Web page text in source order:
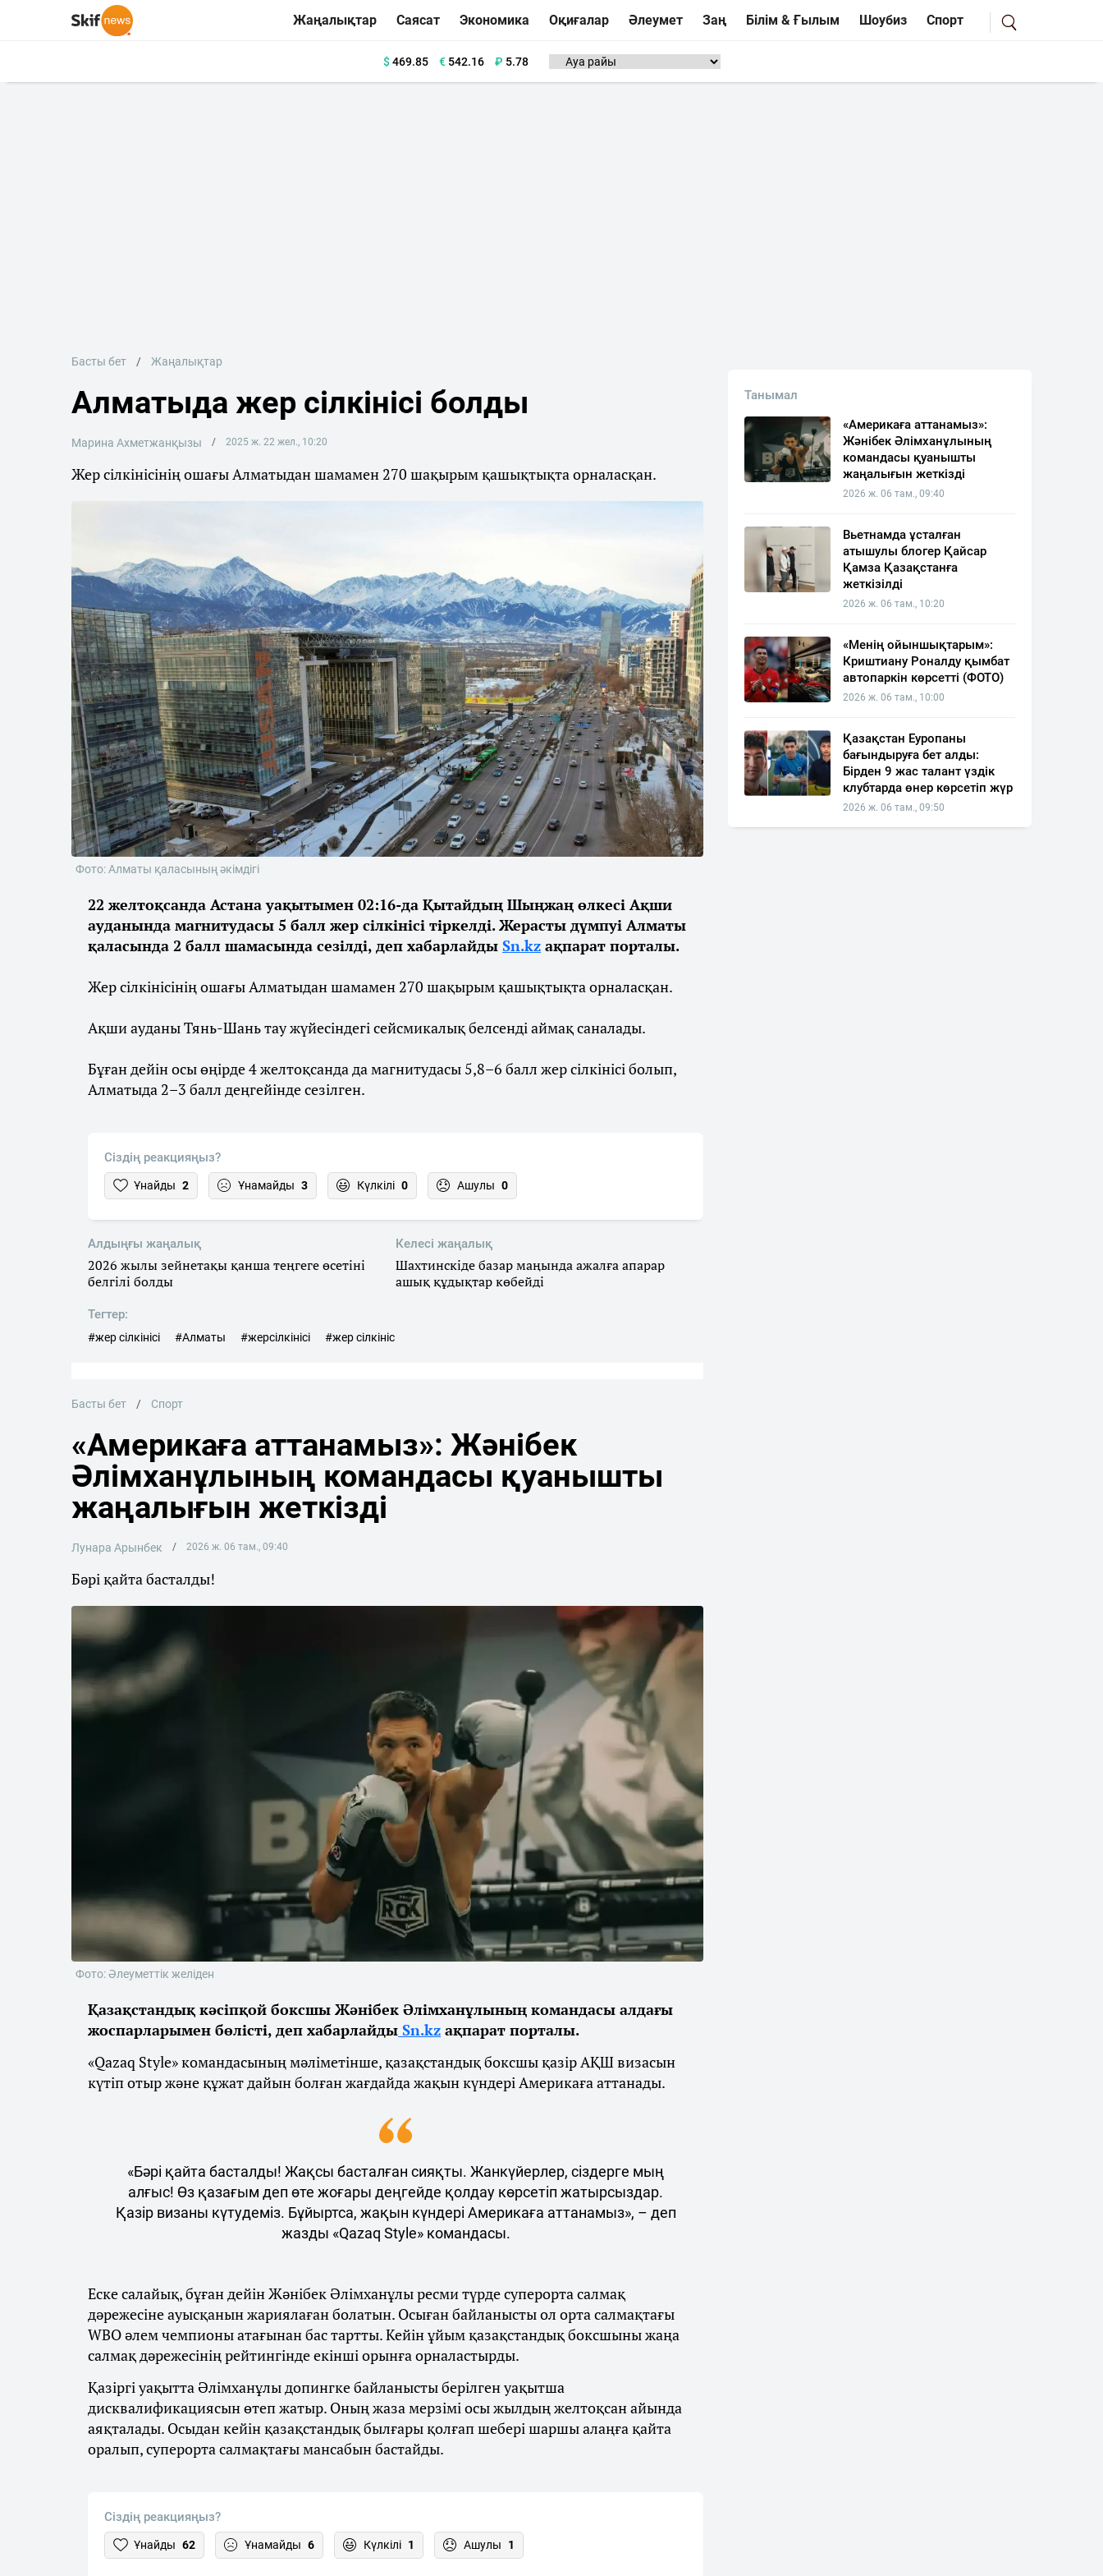
Жаңалықтар Саясат Экономика Оқиғалар Әлеумет Заң Білім & Ғылым Шоубиз Спорт
$469.85 €542.16 ₽ 5.78
Басты бет Жаңалықтар
Алматыда жер сілкінісі болды
Марина Ахметжанқызы 2025 ж. 22 жел., 10:20
Жер сілкінісінің ошағы Алматыдан шамамен 270 шақырым қашықтықта орналасқан.
Фото: Алматы қаласының әкімдігі
22 желтоқсанда Астана уақытымен 02:16-да Қытайдың Шыңжаң өлкесі Ақши
ауданында магнитудасы 5 балл жер сілкінісі тіркелді. Жерасты дүмпуі Алматы
қаласында 2 балл шамасында сезілді, деп хабарлайды Sn.kz ақпарат порталы.
Жер сілкінісінің ошағы Алматыдан шамамен 270 шақырым қашықтықта орналасқан.
Ақши ауданы Тянь-Шань тау жүйесіндегі сейсмикалық белсенді аймақ саналады.
Бұған дейін осы өңірде 4 желтоқсанда да магнитудасы 5,8–6 балл жер сілкінісі болып,
Алматыда 2–3 балл деңгейінде сезілген.
Сіздің реакцияңыз?
Ұнайды 2 Ұнамайды 3 Күлкілі 0 Ашулы 0
Алдыңғы жаңалық
2026 жылы зейнетақы қанша теңгеге өсетіні
белгілі болды
Келесі жаңалық
Шахтинскіде базар маңында ажалға апарар
ашық құдықтар көбейді
Тегтер:
#жер сілкінісі #Алматы #жерсілкінісі #жер сілкініс
Басты бет Спорт
«Америкаға аттанамыз»: Жәнібек
Әлімханұлының командасы қуанышты
жаңалығын жеткізді
Лунара Арынбек 2026 ж. 06 там., 09:40
Бәрі қайта басталды!
Фото: Әлеуметтік желіден
Қазақстандық кәсіпқой боксшы Жәнібек Әлімханұлының командасы алдағы
жоспарларымен бөлісті, деп хабарлайды Sn.kz ақпарат порталы.
«Qazaq Style» командасының мәліметінше, қазақстандық боксшы қазір АҚШ визасын
күтіп отыр және құжат дайын болған жағдайда жақын күндері Америкаға аттанады.
«Бәрі қайта басталды! Жақсы басталған сияқты. Жанкүйерлер, сіздерге мың
алғыс! Өз қазағым деп өте жоғары деңгейде қолдау көрсетіп жатырсыздар.
Қазір визаны күтудеміз. Бұйыртса, жақын күндері Америкаға аттанамыз», – деп
жазды «Qazaq Style» командасы.
Еске салайық, бұған дейін Жәнібек Әлімханұлы ресми түрде суперорта салмақ
дәрежесіне ауысқанын жариялаған болатын. Осыған байланысты ол орта салмақтағы
WBO әлем чемпионы атағынан бас тартты. Кейін ұйым қазақстандық боксшыны жаңа
салмақ дәрежесінің рейтингінде екінші орынға орналастырды.
Қазіргі уақытта Әлімханұлы допингке байланысты берілген уақытша
дисквалификациясын өтеп жатыр. Оның жаза мерзімі осы жылдың желтоқсан айында
аяқталады. Осыдан кейін қазақстандық былғары қолғап шебері шаршы алаңға қайта
оралып, суперорта салмақтағы мансабын бастайды.
Сіздің реакцияңыз?
Ұнайды 62 Ұнамайды 6 Күлкілі 1 Ашулы 1
Танымал
«Америкаға аттанамыз»:
Жәнібек Әлімханұлының
командасы қуанышты
жаңалығын жеткізді
2026 ж. 06 там., 09:40
Вьетнамда ұсталған
атышулы блогер Қайсар
Қамза Қазақстанға
жеткізілді
2026 ж. 06 там., 10:20
«Менің ойыншықтарым»:
Криштиану Роналду қымбат
автопаркін көрсетті (ФОТО)
2026 ж. 06 там., 10:00
Қазақстан Еуропаны
бағындыруға бет алды:
Бірден 9 жас талант үздік
клубтарда өнер көрсетіп жүр
2026 ж. 06 там., 09:50